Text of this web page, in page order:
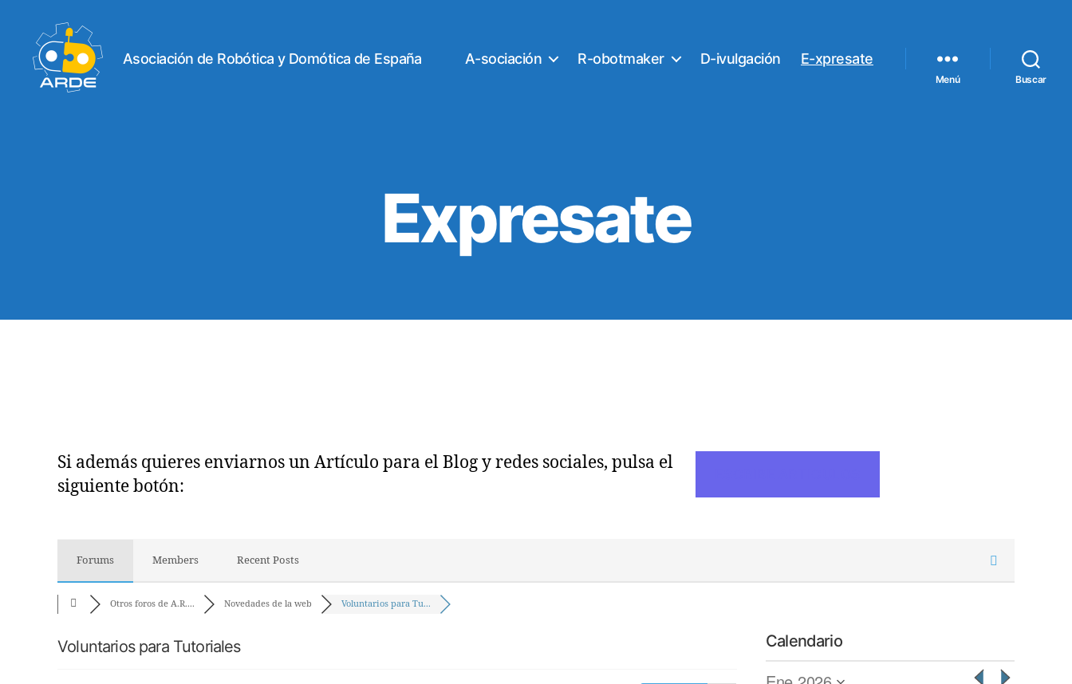
Asociación de Robótica y Domótica de España A-sociación R-obotmaker D-ivulgación E-xpresate
Menú Buscar
Expresate
Si además quieres enviarnos un Artículo para el Blog y redes sociales, pulsa el
siguiente botón:
Forums Members Recent Posts
Otros foros de A.R.... Novedades de la web Voluntarios para Tu...
Voluntarios para Tutoriales Calendario